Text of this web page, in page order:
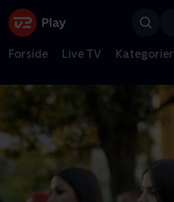
Forside Live TV Kategorier